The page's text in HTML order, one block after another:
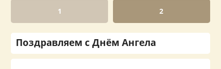
1 2
Поздравляем с Днём Ангела